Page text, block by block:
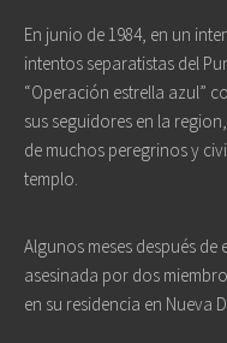
En junio de 1984, en un
intentos separatistas del
“Operación estrella azul”
sus seguidores en la
de muchos peregrinos y
templo.
Algunos meses después
asesinada por dos
en su residencia en Nueva